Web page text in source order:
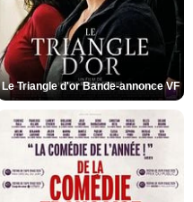
Le Triangle d'or Bande-annonce VF